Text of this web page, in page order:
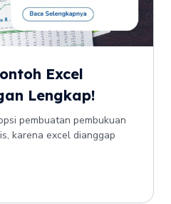
Excel
Lengkap!
pembuatan pembukuan
karena excel dianggap